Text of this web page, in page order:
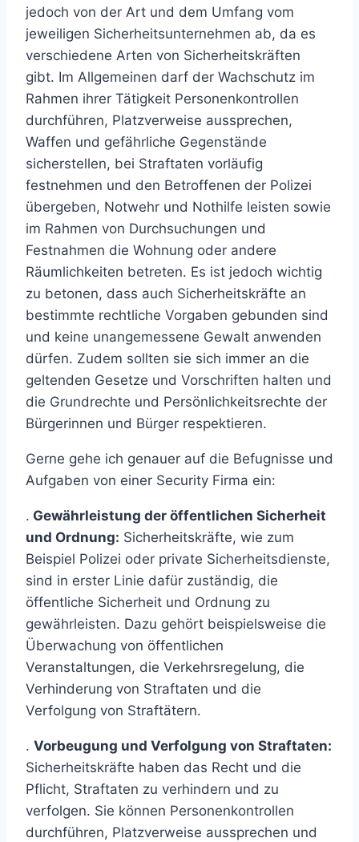
jedoch von der Art und dem Umfang vom
jeweiligen Sicherheitsunternehmen ab, da es
verschiedene Arten von Sicherheitskräften
gibt. Im Allgemeinen darf der Wachschutz im
Rahmen ihrer Tätigkeit Personenkontrollen
durchführen, Platzverweise aussprechen,
Waffen und gefährliche Gegenstände
sicherstellen, bei Straftaten vorläufig
festnehmen und den Betroffenen der Polizei
übergeben, Notwehr und Nothilfe leisten sowie
im Rahmen von Durchsuchungen und
Festnahmen die Wohnung oder andere
Räumlichkeiten betreten. Es ist jedoch wichtig
zu betonen, dass auch Sicherheitskräfte an
bestimmte rechtliche Vorgaben gebunden sind
und keine unangemessene Gewalt anwenden
dürfen. Zudem sollten sie sich immer an die
geltenden Gesetze und Vorschriften halten und
die Grundrechte und Persönlichkeitsrechte der
Bürgerinnen und Bürger respektieren.
Gerne gehe ich genauer auf die Befugnisse und
Aufgaben von einer Security Firma ein:
. Gewährleistung der öffentlichen Sicherheit
und Ordnung: Sicherheitskräfte, wie zum
Beispiel Polizei oder private Sicherheitsdienste,
sind in erster Linie dafür zuständig, die
öffentliche Sicherheit und Ordnung zu
gewährleisten. Dazu gehört beispielsweise die
Überwachung von öffentlichen
Veranstaltungen, die Verkehrsregelung, die
Verhinderung von Straftaten und die
Verfolgung von Straftätern.
. Vorbeugung und Verfolgung von Straftaten:
Sicherheitskräfte haben das Recht und die
Pflicht, Straftaten zu verhindern und zu
verfolgen. Sie können Personenkontrollen
durchführen, Platzverweise aussprechen und